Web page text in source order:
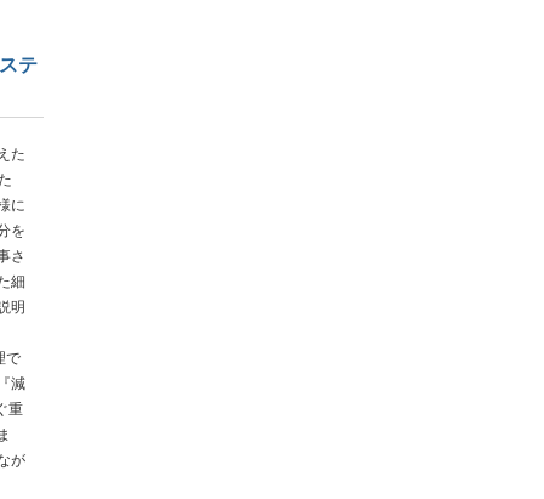
テ
た
に
を
さ
細
明
で
減
重
が